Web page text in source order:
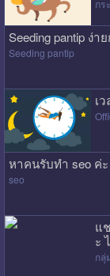
กร
Seeding pantip ง่า
Seeding pantip
เ
หาคนรับทำ seo ค่ะ
seo
แ
ะ
กลุ่